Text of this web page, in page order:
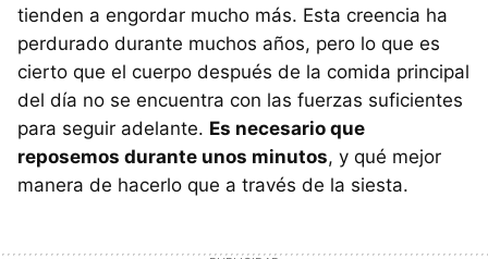
tienden a engordar mucho más. Esta creencia ha
perdurado durante muchos años, pero lo que es
cierto que el cuerpo después de la comida principal
del día no se encuentra con las fuerzas suficientes
para seguir adelante. Es necesario que
reposemos durante unos minutos, y qué mejor
manera de hacerlo que a través de la siesta.